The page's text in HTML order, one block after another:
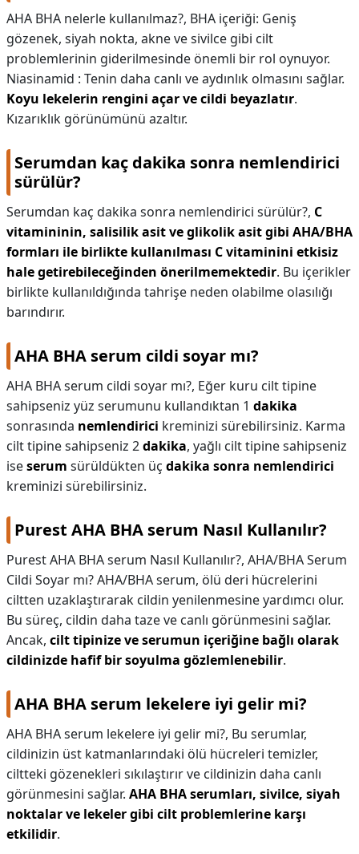
AHA BHA nelerle kullanılmaz?, BHA içeriği: Geniş
gözenek, siyah nokta, akne ve sivilce gibi cilt
problemlerinin giderilmesinde önemli bir rol oynuyor.
Niasinamid : Tenin daha canlı ve aydınlık olmasını sağlar.
Koyu lekelerin rengini açar ve cildi beyazlatır.
Kızarıklık görünümünü azaltır.
Serumdan kaç dakika sonra nemlendirici
sürülür?
Serumdan kaç dakika sonra nemlendirici sürülür?, C
vitamininin, salisilik asit ve glikolik asit gibi AHA/BHA
formları ile birlikte kullanılması C vitaminini etkisiz
hale getirebileceğinden önerilmemektedir. Bu içerikler
birlikte kullanıldığında tahrişe neden olabilme olasılığı
barındırır.
AHA BHA serum cildi soyar mı?
AHA BHA serum cildi soyar mı?, Eğer kuru cilt tipine
sahipseniz yüz serumunu kullandıktan 1 dakika
sonrasında nemlendirici kreminizi sürebilirsiniz. Karma
cilt tipine sahipseniz 2dakika, yağlı cilt tipine sahipseniz
iseserum sürüldükten üç dakika sonra nemlendirici
kreminizi sürebilirsiniz.
Purest AHA BHA serum Nasıl Kullanılır?
Purest AHA BHA serum Nasıl Kullanılır?, AHA/BHA Serum
Cildi Soyar mı? AHA/BHA serum, ölü deri hücrelerini
ciltten uzaklaştırarak cildin yenilenmesine yardımcı olur.
Bu süreç, cildin daha taze ve canlı görünmesini sağlar.
Ancak, cilt tipinize ve serumun içeriğine bağlı olarak
cildinizde hafif bir soyulma gözlemlenebilir.
AHA BHA serum lekelere iyi gelir mi?
AHA BHA serum lekelere iyi gelir mi?, Bu serumlar,
cildinizin üst katmanlarındaki ölü hücreleri temizler,
ciltteki gözenekleri sıkılaştırır ve cildinizin daha canlı
görünmesini sağlar. AHA BHA serumları, sivilce, siyah
noktalar ve lekeler gibi cilt problemlerine karşı
etkilidir.